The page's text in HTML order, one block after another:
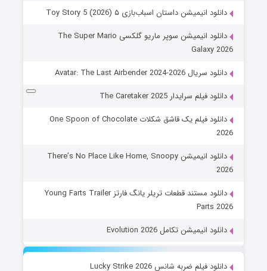
دانلود انیمیشن داستان اسباب‌بازی ۵ Toy Story 5 (2026)
دانلود انیمیشن سوپر ماریو گلکسی The Super Mario
Galaxy 2026
دانلود سریال Avatar: The Last Airbender 2024-2026
دانلود فیلم سرایدار The Caretaker 2025
دانلود فیلم یک قاشق شکلات One Spoon of Chocolate
2026
دانلود انیمیشن There’s No Place Like Home, Snoopy
2026
دانلود مستند قطعات تریلر یانگ فارتز Young Farts Trailer
Parts 2026
دانلود انیمیشن تکامل Evolution 2026
دانلود فیلم ضربه شانس Lucky Strike 2026